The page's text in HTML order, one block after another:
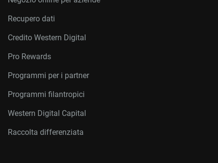
Recupero dati
Credito Western Digital
Pro Rewards
Programmi per i partner
Programmi filantropici
Western Digital Capital
Raccolta differenziata